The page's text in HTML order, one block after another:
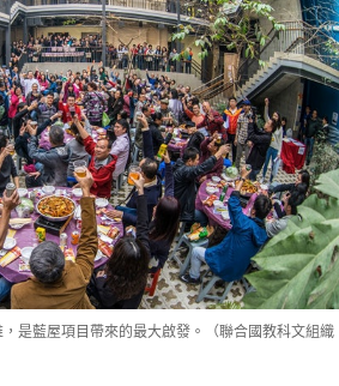
是藍屋項目帶來的最大啟發。（聯合國教科文組織